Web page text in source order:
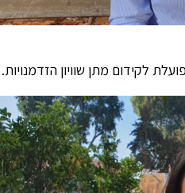
לקידום מתן שוויון הזדמנויות.